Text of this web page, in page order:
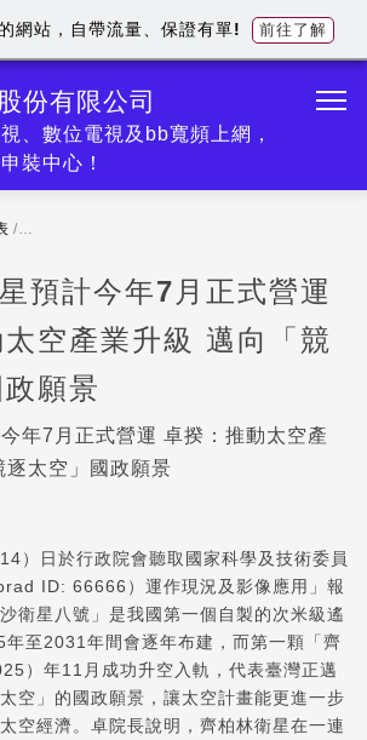
份有限公司
、數位電視及bb寬頻上網，
裝中心！
/ 齊柏林衛星預計今年7月正式營運 卓揆：推動太
預計今年7月正式營運
空產業升級 邁向「競
願景
年7月正式營運 卓揆：推動太空產
太空」國政願景
）日於行政院會聽取國家科學及技術委員
ID: 66666）運作現況及影像應用」報
衛星八號」是我國第一個自製的次米級遙
至2031年間會逐年布建，而第一顆「齊
）年11月成功升空入軌，代表臺灣正邁
空」的國政願景，讓太空計畫能更進一步
空經濟。卓院長說明，齊柏林衛星在一連
網站，自帶流量、保證有單! 前往了解